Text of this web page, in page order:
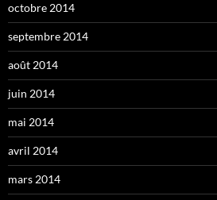
octobre 2014
septembre 2014
août 2014
juin 2014
mai 2014
avril 2014
mars 2014